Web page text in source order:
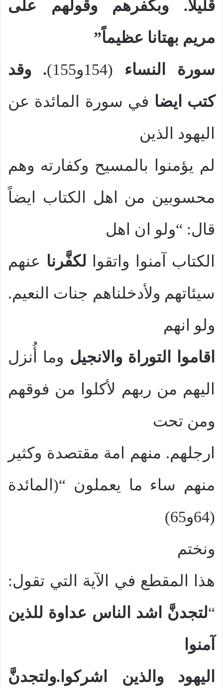
قليلا. وبكفرهم وقولهم على
مريم بهتانا عظيماً”
سورة النساء (154و155)
. وقد
كتب ايضا في سورة المائدة عن
اليهود الذين
لم يؤمنوا بالمسيح وكفارته وهم
محسوبين من اهل الكتاب ايضاً
قال: “ولو ان اهل
الكتاب آمنوا واتقوا لكفَّرنا عنهم
سيئاتهم ولأدخلناهم جنات النعيم.
ولو انهم
اقاموا التوراة والانجيل وما أُنزل
اليهم من ربهم لأكلوا من فوقهم
ومن تحت
ارجلهم. منهم امة مقتصدة وكثير
منهم ساء ما يعملون “(المائدة
(64و65)
ونختم
هذا المقطع في الآية التي تقول:
“لتجدنَّ اشد الناس عداوة للذين
آمنوا
اليهود والذين اشركوا.ولتجدنَّ